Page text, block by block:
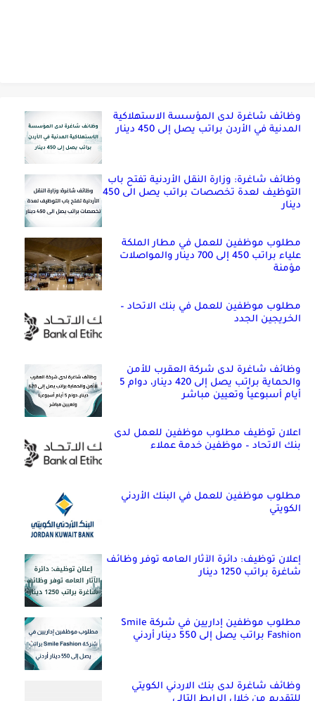
وظائف شاغرة لدى المؤسسة الاستهلاكية
المدنية في الأردن براتب يصل إلى 450 دينار
وظائف شاغرة: وزارة النقل الأردنية تفتح باب
التوظيف لعدة تخصصات براتب يصل الى 450
دينار
مطلوب موظفين للعمل في مطار الملكة
علياء براتب 450 إلى 700 دينار والمواصلات
مؤمنة
مطلوب موظفين للعمل في بنك الاتحاد –
الخريجين الجدد
وظائف شاغرة لدى شركة العقرب للأمن
والحماية براتب يصل إلى 420 دينار، دوام 5
أيام أسبوعياً وتعيين مباشر
اعلان توظيف مطلوب موظفين للعمل لدى
بنك الاتحاد – موظفين خدمة عملاء
مطلوب موظفين للعمل في البنك الأردني
الكويتي
إعلان توظيف: دائرة الآثار العامه توفر وظائف
شاغرة براتب 1250 دينار
مطلوب موظفين إداريين في شركة Smile
Fashion براتب يصل إلى 550 دينار أردني
وظائف شاغرة لدى بنك الاردني الكويتي